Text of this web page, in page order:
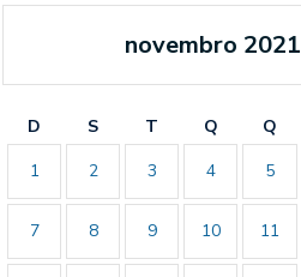
novembro 2021
D S T Q Q
1
2 3 4 5
7 8 9 10 11